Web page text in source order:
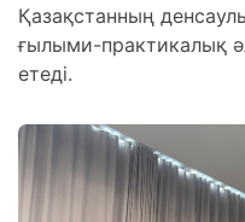
Қазақстанның
ғылыми-практикалық
етеді.